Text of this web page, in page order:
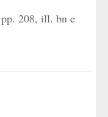
208, ill. bn e